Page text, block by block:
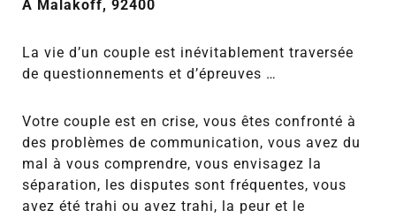
A Malakoff, 92400
La vie d’un couple est inévitablement traversée
de questionnements et d’épreuves …
Votre couple est en crise, vous êtes confronté à
des problèmes de communication, vous avez du
mal à vous comprendre, vous envisagez la
séparation, les disputes sont fréquentes, vous
avez été trahi ou avez trahi, la peur et le